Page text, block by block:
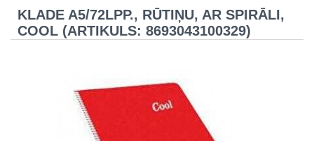
KLADE A5/72LPP., RŪTIŅU, AR SPIRĀLI,
COOL (ARTIKULS: 8693043100329)
Ielogoties